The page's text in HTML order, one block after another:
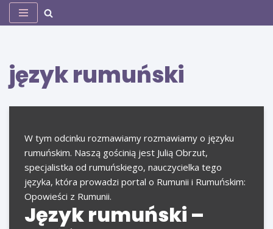
treści
język rumuński
W tym odcinku rozmawiamy rozmawiamy o języku
rumuńskim. Naszą gościnią jest Julią Obrzut,
specjalistka od rumuńskiego, nauczycielka tego
języka, która prowadzi portal o Rumunii i Rumuńskim:
Opowieści z Rumunii.
Język rumuński –